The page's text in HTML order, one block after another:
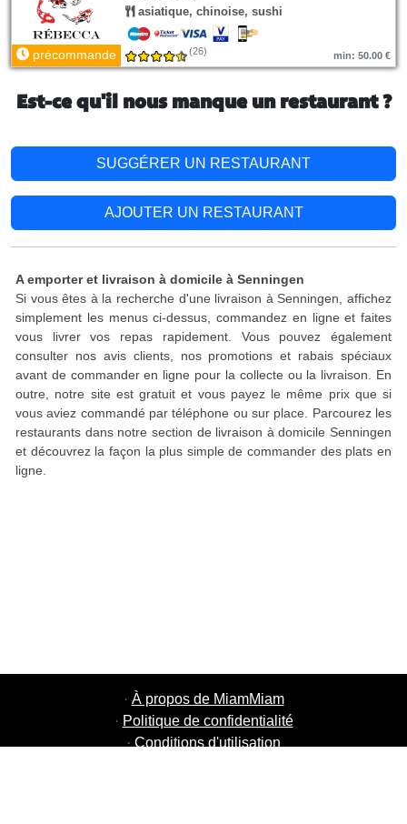
asiatique, chinoise, sushi
précommande (26) min: 50.00 €
Est-ce qu'il nous manque un restaurant ?
SUGGÉRER UN RESTAURANT
AJOUTER UN RESTAURANT
A emporter et livraison à domicile à Senningen
Si vous êtes à la recherche d'une livraison à Senningen, affichez
simplement les menus ci-dessus, commandez en ligne et faites
vous livrer vos repas rapidement. Vous pouvez également
consulter nos avis clients, nos promotions et rabais spéciaux
avant de commander en ligne pour la collecte ou la livraison. En
outre, notre site est gratuit et vous payez le même prix que si
vous aviez commandé par téléphone ou sur place. Parcourez les
restaurants dans notre section de livraison à domicile Senningen
et découvrez la façon la plus simple de commander des plats en
ligne.
· À propos de MiamMiam
· Politique de confidentialité
· Conditions d'utilisation